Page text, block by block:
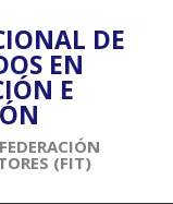
DE
EN
E
(FIT)